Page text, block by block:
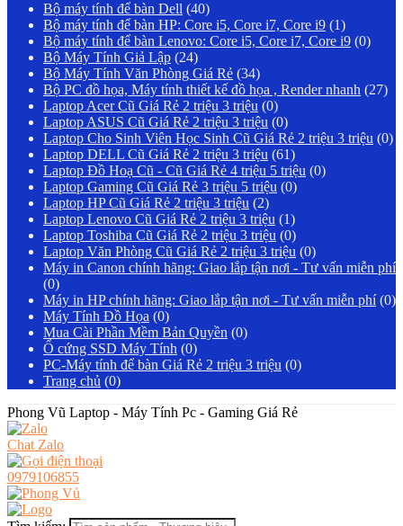
Bộ máy tính để bàn Dell (40)
Bộ máy tính để bàn HP: Core i5, Core i7, Core i9 (1)
Bộ máy tính để bàn Lenovo: Core i5, Core i7, Core i9 (0)
Bộ Máy Tính Giả Lập (24)
Bộ Máy Tính Văn Phòng Giá Rẻ (34)
Bộ PC đồ họa, Máy tính thiết kế đồ họa , Render nhanh (27)
Laptop Acer Cũ Giá Rẻ 2 triệu 3 triệu (0)
Laptop ASUS Cũ Giá Rẻ 2 triệu 3 triệu (0)
Laptop Cho Sinh Viên Học Sinh Cũ Giá Rẻ 2 triệu 3 triệu (0)
Laptop DELL Cũ Giá Rẻ 2 triệu 3 triệu (61)
Laptop Đồ Hoạ Cũ - Cũ Giá Rẻ 4 triệu 5 triệu (0)
Laptop Gaming Cũ Giá Rẻ 3 triệu 5 triệu (0)
Laptop HP Cũ Giá Rẻ 2 triệu 3 triệu (2)
Laptop Lenovo Cũ Giá Rẻ 2 triệu 3 triệu (1)
Laptop Toshiba Cũ Giá Rẻ 2 triệu 3 triệu (0)
Laptop Văn Phòng Cũ Giá Rẻ 2 triệu 3 triệu (0)
Máy in Canon chính hãng: Giao lắp tận nơi - Tư vấn miễn phí
(0)
Máy in HP chính hãng: Giao lắp tận nơi - Tư vấn miễn phí (0)
Máy Tính Đồ Họa (0)
Mua Cài Phần Mềm Bản Quyền (0)
Ổ cứng SSD Máy Tính (0)
PC-Máy tính để bàn Giá Rẻ 2 triệu 3 triệu (0)
Trang chủ (0)
Phong Vũ Laptop - Máy Tính Pc - Gaming Giá Rẻ
Chat Zalo
0979106855